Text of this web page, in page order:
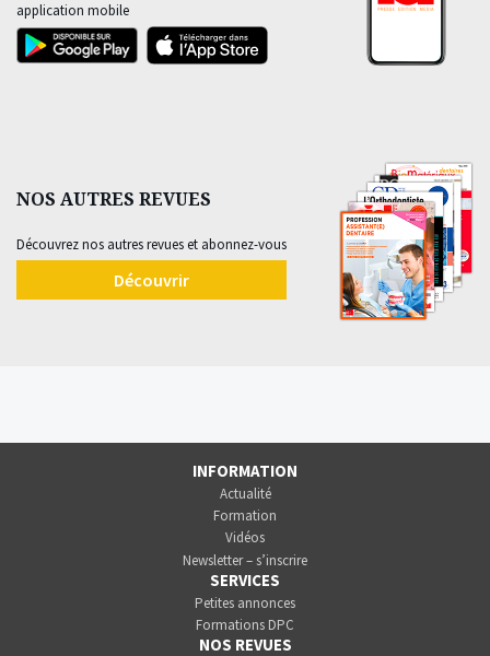
application mobile
NOS AUTRES REVUES
Découvrez nos autres revues et abonnez-vous
Découvrir
INFORMATION
Actualité
Formation
Vidéos
Newsletter – s’inscrire
SERVICES
Petites annonces
Formations DPC
NOS REVUES